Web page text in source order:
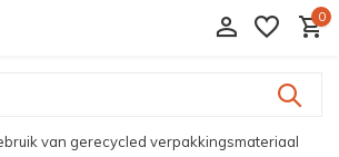
0
van gerecycled verpakkingsmateriaal